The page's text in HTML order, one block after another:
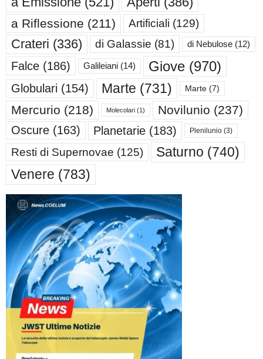
a Riflessione (211) Artificiali (129)
Crateri (336) di Galassie (81) di Nebulose (12)
Falce (186) Galileiani (14) Giove (970)
Globulari (154) Marte (731) Marte (7)
Mercurio (218) Molecolari (1) Novilunio (237)
Oscure (163) Planetarie (183) Plenilunio (3)
Resti di Supernovae (125) Saturno (740)
Venere (783)